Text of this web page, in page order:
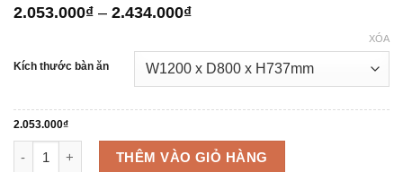
2.053.000₫ – 2.434.000₫Khoảng
2.053.000₫
đến
2.434.000₫
Kích thước bàn ăn
XÓA
2.053.000₫
Bàn ăn BA03-D12 số lượng
THÊM VÀO GIỎ HÀNG